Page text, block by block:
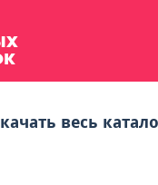
весь